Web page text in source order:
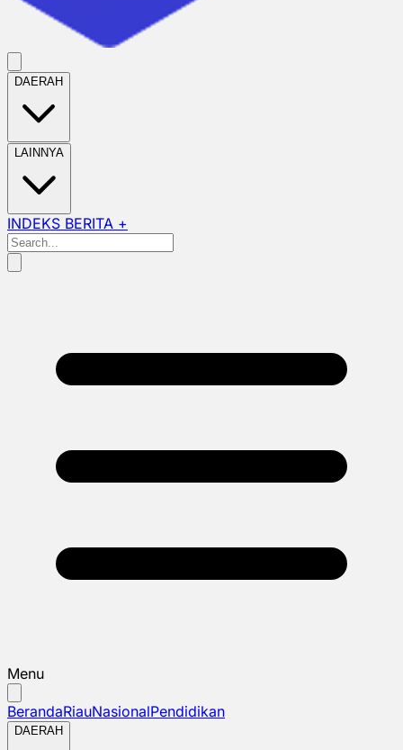
DAERAH
LAINNYA
INDEKS BERITA +
Menu
BerandaRiauNasionalPendidikan
DAERAH